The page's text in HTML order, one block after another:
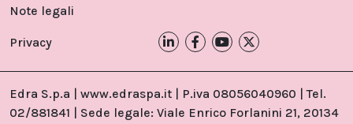
Note legali
Privacy
Edra S.p.a | www.edraspa.it | P.iva 08056040960 | Tel.
02/881841 | Sede legale: Viale Enrico Forlanini 21, 20134